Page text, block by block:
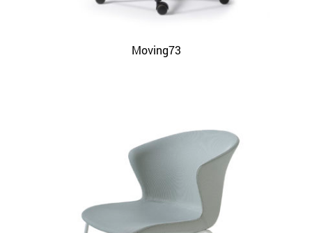
Moving73